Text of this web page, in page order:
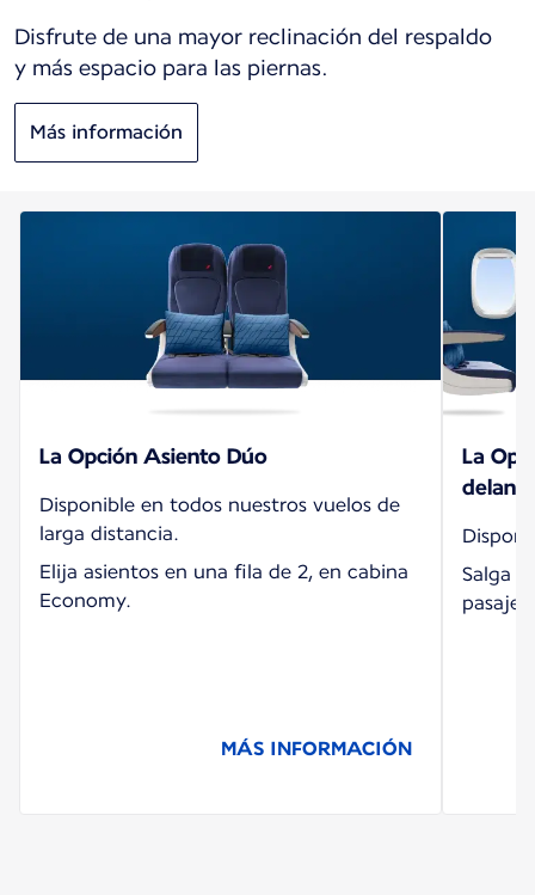
Disfrute de una mayor reclinación del respaldo
y más espacio para las piernas.
Más información
La Opción Asiento Dúo
Disponible en todos nuestros vuelos de
larga distancia.
Elija asientos en una fila de 2, en cabina
Economy.
MÁS INFORMACIÓN
La
Salga